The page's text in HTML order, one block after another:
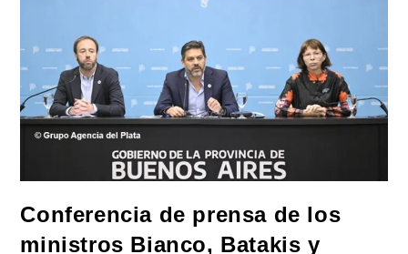
Conferencia de prensa de los
ministros Bianco, Batakis y